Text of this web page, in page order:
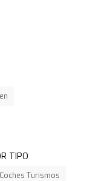
TIPO
Coches Turismos